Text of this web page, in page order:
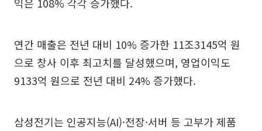
연간 매출은 전년 대비 10% 증가한 11조3145억 원
으로 창사 이후 최고치를 달성했으며, 영업이익도
9133억 원으로 전년 대비 24% 증가했다.
삼성전기는 인공지능(AI)·전장·서버 등 고부가 제품